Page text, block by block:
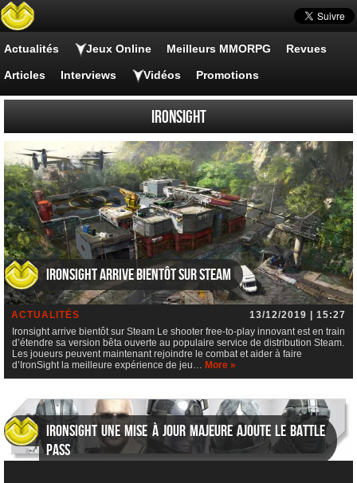
Actualités Jeux Online Meilleurs MMORPG Revues
Articles Interviews Vidéos Promotions
Ironsight
Ironsight arrive bientôt sur Steam
ACTUALITÉS
13/12/2019 | 15:27
Ironsight arrive bientôt sur Steam Le shooter free-to-play innovant est en train
d’étendre sa version bêta ouverte au populaire service de distribution Steam.
Les joueurs peuvent maintenant rejoindre le combat et aider à faire
d’IronSight la meilleure expérience de jeu… More »
Ironsight Une mise à jour majeure ajoute le Battle
Pass